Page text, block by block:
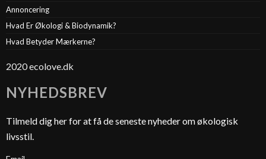
Annoncering
Hvad Er Økologi & Biodynamik?
Hvad Betyder Mærkerne?
2020 ecolove.dk
NYHEDSBREV
Tilmeld dig her for at få de seneste nyheder om økologisk
livsstil.